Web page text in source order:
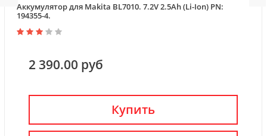
Аккумулятор для Makita BL7010. 7.2V 2.5Ah (Li-Ion) PN:
194355-4.
2 390.00 руб
Купить